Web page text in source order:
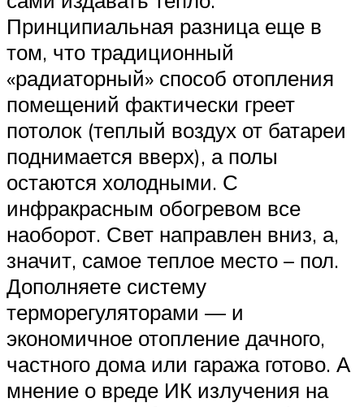
Принципиальная разница еще в
том, что традиционный
«радиаторный» способ отопления
помещений фактически греет
потолок (теплый воздух от батареи
поднимается вверх), а полы
остаются холодными. С
инфракрасным обогревом все
наоборот. Свет направлен вниз, а,
значит, самое теплое место – пол.
Дополняете систему
терморегуляторами — и
экономичное отопление дачного,
частного дома или гаража готово. А
мнение о вреде ИК излучения на